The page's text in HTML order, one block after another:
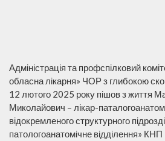
Адміністрація та профспілковий
обласна лікарня» ЧОР з глибокою
12 лютого 2025 року пішов з життя
Миколайович – лікар-
відокремленого структурного
патологоанатомічне відділення» КНП